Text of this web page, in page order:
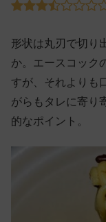
形状は丸刃で切り
か。エースコック
すが、それよりも
がらもタレに寄り
的なポイント。